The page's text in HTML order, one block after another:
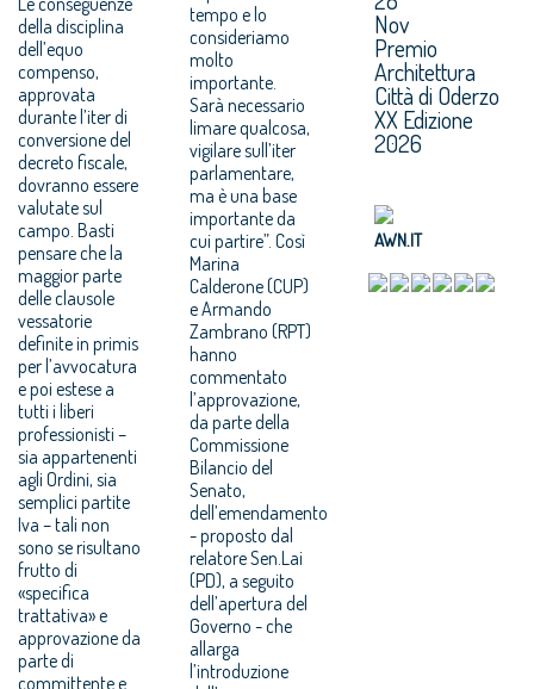
della disciplina
dell’equo
compenso,
approvata
durante l’iter di
conversione del
decreto fiscale,
dovranno essere
valutate sul
campo. Basti
pensare che la
maggior parte
delle clausole
vessatorie
definite in primis
per l’avvocatura
e poi estese a
tutti i liberi
professionisti –
sia appartenenti
agli Ordini, sia
semplici partite
Iva – tali non
sono se risultano
frutto di
«specifica
trattativa» e
approvazione da
parte di
committente e
tempo e lo
consideriamo
molto
importante.
Sarà necessario
limare qualcosa,
vigilare sull’iter
parlamentare,
ma è una base
importante da
cui partire”. Così
Marina
Calderone (CUP)
e Armando
Zambrano (RPT)
hanno
commentato
l’approvazione,
da parte della
Commissione
Bilancio del
Senato,
dell’emendamento
- proposto dal
relatore Sen.Lai
(PD), a seguito
dell’apertura del
Governo - che
allarga
l’introduzione
Nov
Premio
Architettura
Città di Oderzo
XX Edizione
2026
AWN.IT